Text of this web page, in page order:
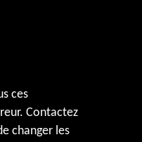
ces
Contactez
changer les